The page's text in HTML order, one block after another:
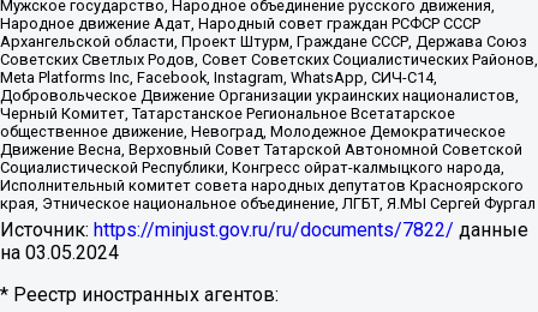
Мужское государство, Народное объединение русского движения,
Народное движение Адат, Народный совет граждан РСФСР СССР
Архангельской области, Проект Штурм, Граждане СССР, Держава Союз
Советских Светлых Родов, Совет Советских Социалистических Районов,
Meta Platforms Inc, Facebook, Instagram, WhatsApp, СИЧ-С14,
Добровольческое Движение Организации украинских националистов,
Черный Комитет, Татарстанское Региональное Всетатарское
общественное движение, Невоград, Молодежное Демократическое
Движение Весна, Верховный Совет Татарской Автономной Советской
Социалистической Республики, Конгресс ойрат-калмыцкого народа,
Исполнительный комитет совета народных депутатов Красноярского
края, Этническое национальное объединение, ЛГБТ, Я.МЫ Сергей Фургал
Источник: https://minjust.gov.ru/ru/documents/7822/ данные
на 03.05.2024
* Реестр иностранных агентов: